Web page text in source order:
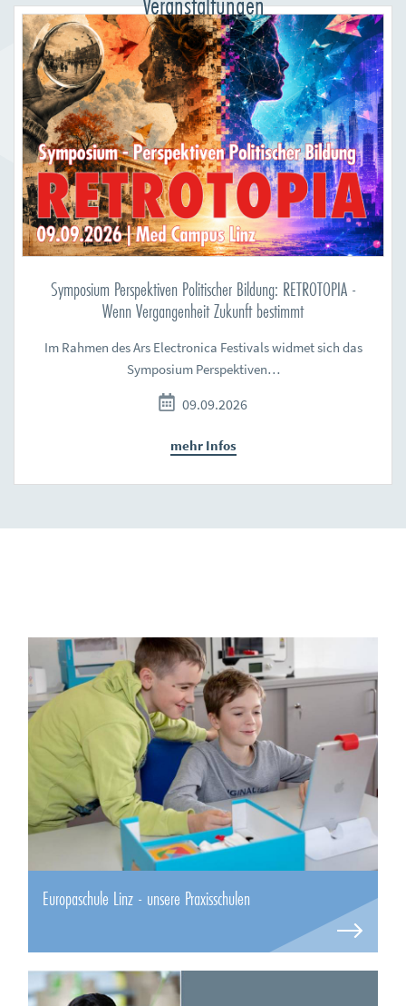
Symposium Perspektiven Politischer Bildung: RETROTOPIA -
Wenn Vergangenheit Zukunft bestimmt
Im Rahmen des Ars Electronica Festivals widmet sich das
Symposium Perspektiven…
09.09.2026
mehr Infos
Europaschule Linz - unsere Praxisschulen